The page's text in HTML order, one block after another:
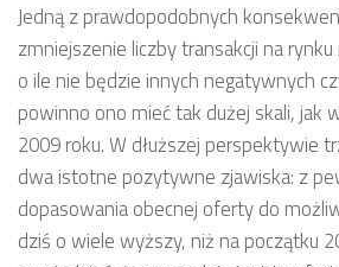
Jedną z prawdopodobnych
zmniejszenie liczby transakcji na
o ile nie będzie innych negatywnych
powinno ono mieć tak dużej skali, jak
2009 roku. W dłuższej perspektywie
dwa istotne pozytywne zjawiska: z
dopasowania obecnej oferty do
dziś o wiele wyższy, niż na początku